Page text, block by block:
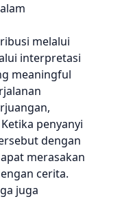
melalui
interpretasi
meaningful
penyanyi
dengan
merasakan
cerita.
juga